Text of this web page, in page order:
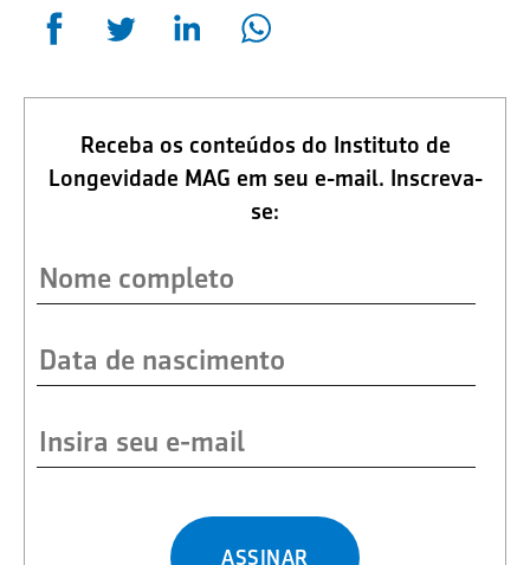
Receba os conteúdos do Instituto de
Longevidade MAG em seu e-mail. Inscreva-
se:
ASSINAR